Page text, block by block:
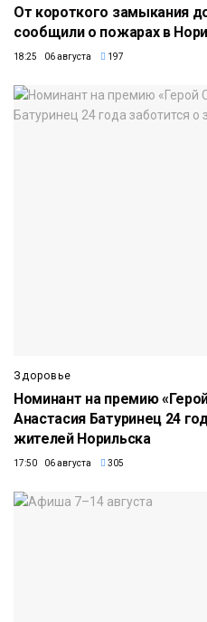
От короткого замыкания
сообщили о пожарах в
18:25 06 августа 197
Здоровье
Номинант на премию
Анастасия Батуринец 24
жителей Норильска
17:50 06 августа 305